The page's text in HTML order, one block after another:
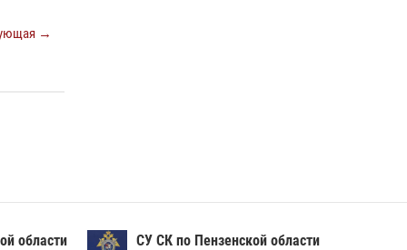
→
области СУ СК по Пензенской области